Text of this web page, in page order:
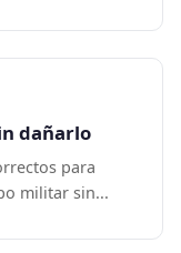
dañarlo
para
militar sin...